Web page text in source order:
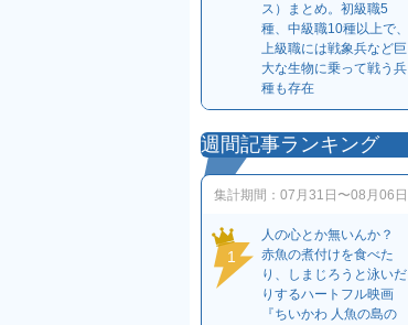
ス）まとめ。初級職5
種、中級職10種以上で、
上級職には戦象兵など巨
大な生物に乗って戦う兵
種も存在
週間記事ランキング
集計期間： 07月31日〜08月06日
1
人の心とか無いんか？
赤魚の煮付けを食べた
り、しまじろうと泳いだ
りするハートフル映画
『ちいかわ 人魚の島の